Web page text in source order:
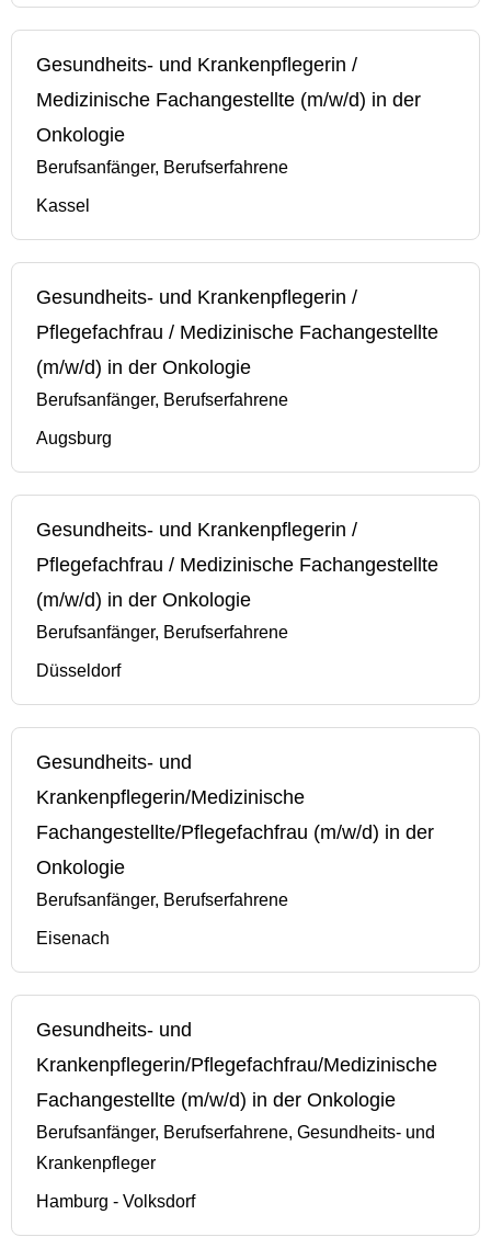
Gesundheits- und Krankenpflegerin /
Medizinische Fachangestellte (m/w/d) in der
Onkologie
Berufsanfänger, Berufserfahrene
Kassel
Gesundheits- und Krankenpflegerin /
Pflegefachfrau / Medizinische Fachangestellte
(m/w/d) in der Onkologie
Berufsanfänger, Berufserfahrene
Augsburg
Gesundheits- und Krankenpflegerin /
Pflegefachfrau / Medizinische Fachangestellte
(m/w/d) in der Onkologie
Berufsanfänger, Berufserfahrene
Düsseldorf
Gesundheits- und
Krankenpflegerin/Medizinische
Fachangestellte/Pflegefachfrau (m/w/d) in der
Onkologie
Berufsanfänger, Berufserfahrene
Eisenach
Gesundheits- und
Krankenpflegerin/Pflegefachfrau/Medizinische
Fachangestellte (m/w/d) in der Onkologie
Berufsanfänger, Berufserfahrene, Gesundheits- und
Krankenpfleger
Hamburg - Volksdorf